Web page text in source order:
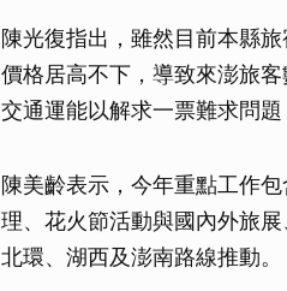
陳光復指出，雖然目前本縣
價格居高不下，導致來澎旅
交通運能以解求一票難求問題
陳美齡表示，今年重點工作
理、花火節活動與國內外旅
北環、湖西及澎南路線推動。